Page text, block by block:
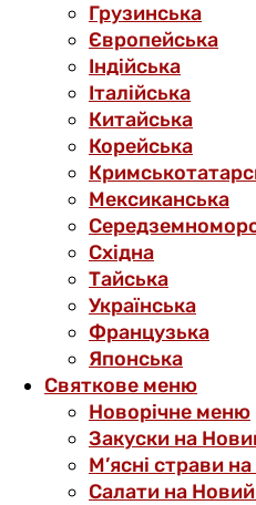
Грузинська
Європейська
Індійська
Італійська
Китайська
Корейська
Мексиканська
Східна
Тайська
Українська
Французька
Японська
Святкове меню
Новорічне меню
Закуски на
М’ясні страви
Салати на Новий